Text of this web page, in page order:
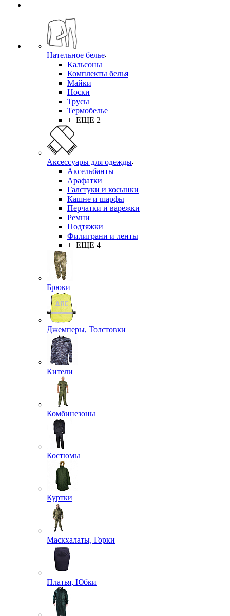
Нательное белье
Кальсоны
Комплекты белья
Майки
Носки
Трусы
Термобелье
+ ЕЩЕ 2
Аксессуары для одежды
Аксельбанты
Арафатки
Галстуки и косынки
Кашне и шарфы
Перчатки и варежки
Ремни
Подтяжки
Филиграни и ленты
+ ЕЩЕ 4
Брюки
Джемперы, Толстовки
Кители
Комбинезоны
Костюмы
Куртки
Маскхалаты, Горки
Платья, Юбки